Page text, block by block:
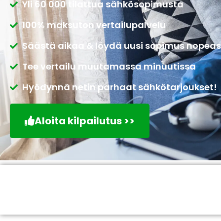
Yli 60 000 tilattua sähkösopimusta
100% maksuton vertailupalvelu
Säästä aikaa & löydä uusi sopimus
Tee vertailu muutamassa minuutissa
Hyödynnä netin parhaat sähkötarjoukset!
Aloita kilpailutus >>